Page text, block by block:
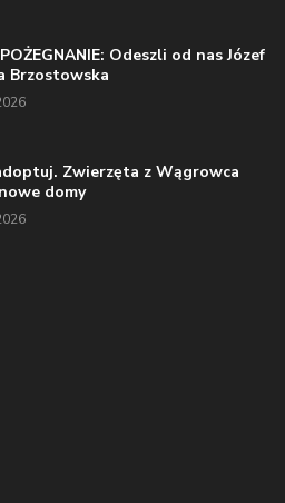
Odeszli od nas Józef
Brzostowska
Zwierzęta z Wągrowca
domy